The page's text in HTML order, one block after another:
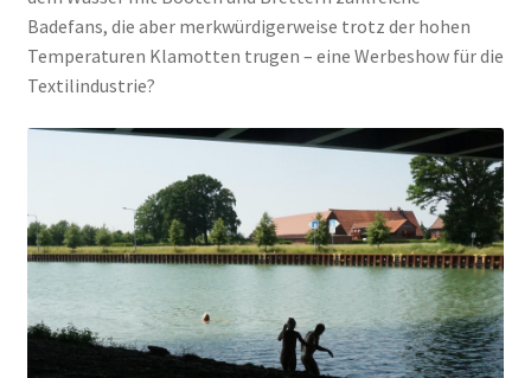
Badefans, die aber merkwürdigerweise trotz der hohen
Temperaturen Klamotten trugen – eine Werbeshow für die
Textilindustrie?